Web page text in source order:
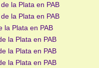
la Plata en PAB
la Plata en PAB
la Plata en PAB
la Plata en PAB
la Plata en PAB
la Plata en PAB